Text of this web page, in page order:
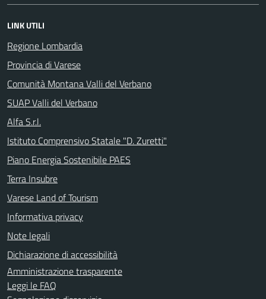
LINK UTILI
Regione Lombardia
Provincia di Varese
Comunità Montana Valli del Verbano
SUAP Valli del Verbano
Alfa S.r.l.
Istituto Comprensivo Statale "D. Zuretti"
Piano Energia Sostenibile PAES
Terra Insubre
Varese Land of Tourism
Informativa privacy
Note legali
Dichiarazione di accessibilità
Amministrazione trasparente
Leggi le FAQ